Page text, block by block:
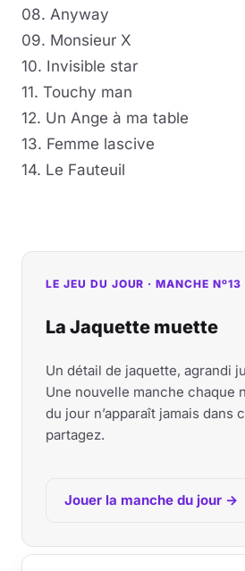
08. Anyway
09. Monsieur X
10. Invisible star
11. Touchy man
12. Un Ange à ma table
13. Femme lascive
14. Le Fauteuil
LE JEU DU JOUR · MANCHE Nº13
La Jaquette muette
Un détail de jaquette, agrandi
Une nouvelle manche chaque
du jour n’apparaît jamais dans
partagez.
Jouer la manche du jour →